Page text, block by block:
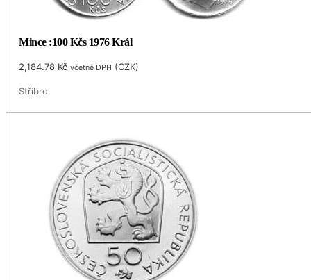
Mince :100 Kčs 1976 Král
2,184.78 Kč včetně DPH (CZK)
Stříbro